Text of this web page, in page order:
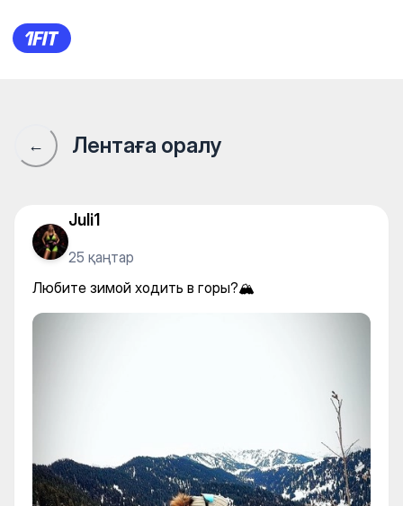
Любите зимой ходить в
← Лентаға оралу
Juli1
25 қаңтар
Любите зимой ходить в горы?🏔️